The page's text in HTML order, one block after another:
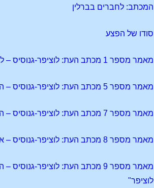
המכתב: לחברים בברלין
סודו של הפצע
מאמר מספר 1 מכתב העת: לוציפר-גנוסיס – לוציפר
מאמר מספר 5 מכתב העת: לוציפר-גנוסיס – היכרות עם 'לוציפר-גנוסיס'
מאמר מספר 7 מכתב העת: לוציפר-גנוסיס – העולם העל-חושי והגנוסיס
מאמר מספר 8 מכתב העת: לוציפר-גנוסיס – אריסטו אודות דרמת המיסתורין
מאמר מספר 9 מכתב העת: לוציפר-
לוציפר"